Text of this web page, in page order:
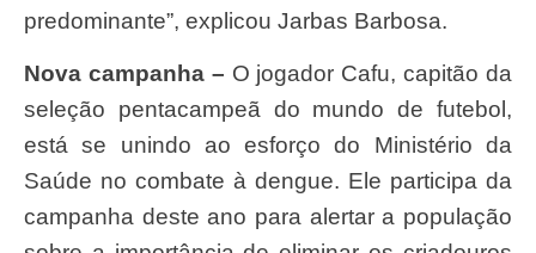
predominante”, explicou Jarbas Barbosa.
Nova campanha – O jogador Cafu, capitão da
seleção pentacampeã do mundo de futebol,
está se unindo ao esforço do Ministério da
Saúde no combate à dengue. Ele participa da
campanha deste ano para alertar a população